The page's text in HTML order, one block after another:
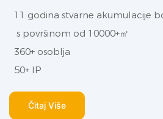
11 godina stvarne akumulacije
s površinom od 10000+㎡
360+ osoblja
50+ IP
Čitaj Više